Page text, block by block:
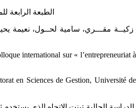
الطبعة الرابعة
international sur « ‎l’entrepreneuriat à
en Sciences de Gestion, ‎Université de